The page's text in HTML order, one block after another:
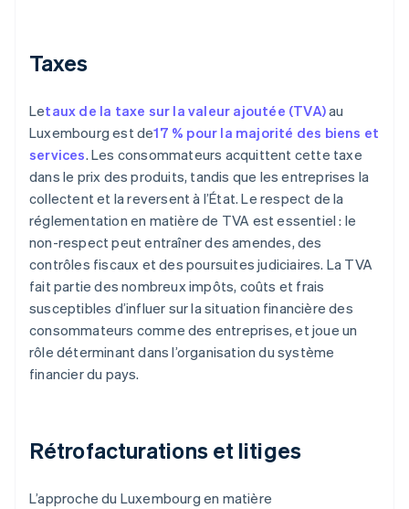
Taxes
Letaux de la taxe sur la valeur ajoutée (TVA)au
Luxembourg est de17 % pour la majorité des biens et
services. Les consommateurs acquittent cette taxe
dans le prix des produits, tandis que les entreprises la
collectent et la reversent à l’État. Le respect de la
réglementation en matière de TVA est essentiel : le
non-respect peut entraîner des amendes, des
contrôles fiscaux et des poursuites judiciaires. La TVA
fait partie des nombreux impôts, coûts et frais
susceptibles d’influer sur la situation financière des
consommateurs comme des entreprises, et joue un
rôle déterminant dans l’organisation du système
financier du pays.
Rétrofacturations et litiges
L’approche du Luxembourg en matière